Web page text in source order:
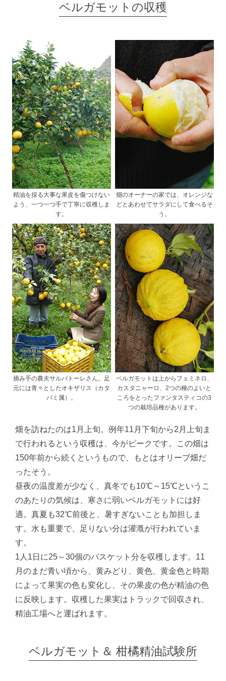
ベルガモットの収穫
精油を採る大事な果皮を傷つけない
よう、一つ一つ手で丁寧に収穫しま
す。
畑のオーナーの家では、オレンジな
どとあわせてサラダにして食べるそ
う。
摘み手の農夫サルバトーレさん。足
元には青々としたオキザリス（カタ
バミ属）。
ベルガモットは上からフェミネロ、
カスタニャーロ、2つの種のよいと
ころをとったファンタスティコの3
つの栽培品種があります。
畑を訪ねたのは1月上旬。例年11月下旬から2月上旬ま
で行われるという収穫は、今がピークです。この畑は
150年前から続くというもので、もとはオリーブ畑だ
ったそう。
昼夜の温度差が少なく、真冬でも10℃～15℃というこ
のあたりの気候は、寒さに弱いベルガモットには好
適。真夏も32℃前後と、暑すぎないことも加担しま
す。水も重要で、足りない分は灌漑が行われていま
す。
1人1日に25～30個のバスケット分を収穫します。11
月のまだ青い頃から、黄みどり、黄色、黄金色と時期
によって果実の色も変化し、その果皮の色が精油の色
に反映します。収穫した果実はトラックで回収され、
精油工場へと運ばれます。
ベルガモット＆ 柑橘精油試験所